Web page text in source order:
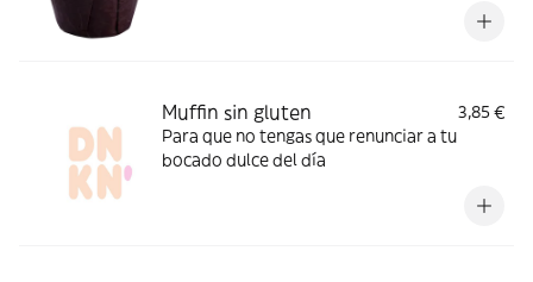
Muffin sin gluten
3,85 €
Para que no tengas que renunciar a tu
bocado dulce del día